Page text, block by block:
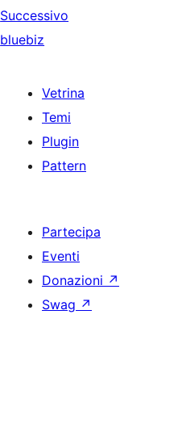
Successivo
bluebiz
Vetrina
Temi
Plugin
Pattern
Partecipa
Eventi
Donazioni ↗
Swag ↗